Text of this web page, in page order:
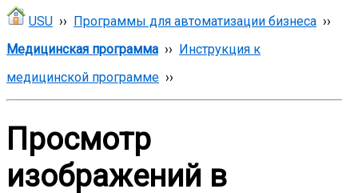
USU ›› Программы для автоматизации бизнеса ››
Медицинская программа ›› Инструкция к
медицинской программе ››
Просмотр
изображений в